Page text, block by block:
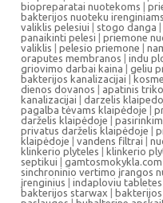
biopreparatai nuotekoms |
bakterijos nuoteku
valiklis pelesiui | stogo danga |
panaikinti pelesi | priemone
valiklis | pelesio priemone |
oraputes membranos | indu
griovimo darbai kaina | geliu
bakterijos kanalizacijai |
dienos dovanos | apatinis
kanalizacijai | darzelis
pagalba tėvams klaipėdoje |
darželis klaipėdoje |
privatus darželis klaipėdoje |
klaipėdoje | vandens filtrai |
klinkerio plyteles | klinkerio
septikui | gamtosmokykla.com
sinchroninio vertimo įrangos
įrenginius | indaploviu tabletes
bakterijos starwax | bakterijos